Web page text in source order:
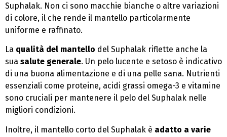
Suphalak. Non ci sono macchie bianche o altre variazioni
di colore, il che rende il mantello particolarmente
uniforme e raffinato.
La qualità del mantello del Suphalak riflette anche la
sua salute generale. Un pelo lucente e setoso è indicativo
di una buona alimentazione e di una pelle sana. Nutrienti
essenziali come proteine, acidi grassi omega-3 e vitamine
sono cruciali per mantenere il pelo del Suphalak nelle
migliori condizioni.
Inoltre, il mantello corto del Suphalak è adatto a varie